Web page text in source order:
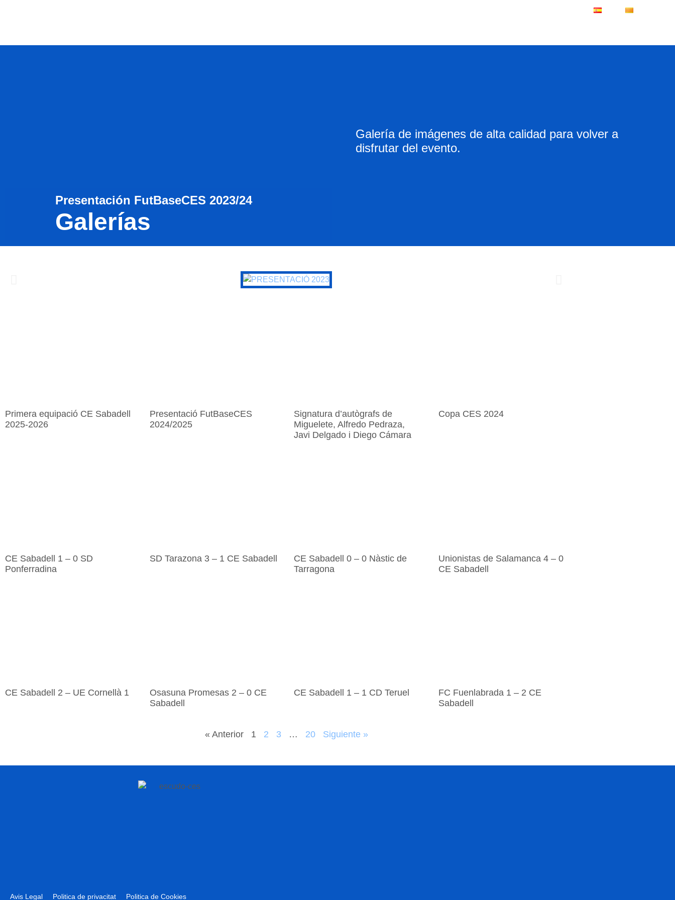
Presentación FutBaseCES 2023/24
Galerías
Galería de imágenes de alta calidad para volver a
disfrutar del evento.
Primera equipació CE Sabadell
2025-2026
Presentació FutBaseCES
2024/2025
Signatura d’autògrafs de
Miguelete, Alfredo Pedraza,
Javi Delgado i Diego Cámara
Copa CES 2024
CE Sabadell 1 – 0 SD
Ponferradina
SD Tarazona 3 – 1 CE Sabadell
CE Sabadell 0 – 0 Nàstic de
Tarragona
Unionistas de Salamanca 4 – 0
CE Sabadell
CE Sabadell 2 – UE Cornellà 1
Osasuna Promesas 2 – 0 CE
Sabadell
CE Sabadell 1 – 1 CD Teruel
FC Fuenlabrada 1 – 2 CE
Sabadell
« Anterior 1 2 3 … 20 Siguiente »
Avis Legal Politica de privacitat Politica de Cookies